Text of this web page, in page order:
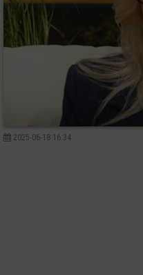
2025-06-18 16:34